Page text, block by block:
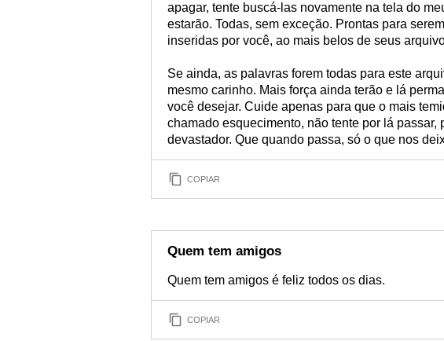
apagar, tente buscá-las novamente na tela do
estarão. Todas, sem exceção. Prontas para
inseridas por você, ao mais belos de seus
Se ainda, as palavras forem todas para este
mesmo carinho. Mais força ainda terão e lá
você desejar. Cuide apenas para que o mais
chamado esquecimento, não tente por lá passar,
devastador. Que quando passa, só o que nos
COPIAR
Quem tem amigos
Quem tem amigos é feliz todos os dias.
COPIAR